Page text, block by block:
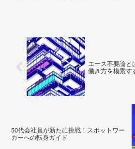
エース不要論と
働き方を模索す
50代会社員が新たに挑戦！スポットワー
カーへの転身ガイド